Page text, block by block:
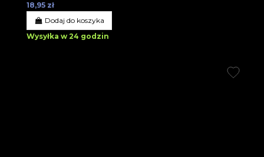
18,95 zł
Dodaj do koszyka
Wysyłka w 24 godzin